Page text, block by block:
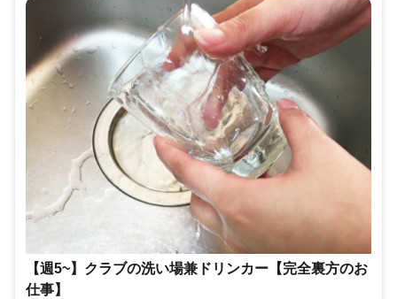
【週5~】クラブの洗い場兼ドリンカー【完全裏方のお
仕事】